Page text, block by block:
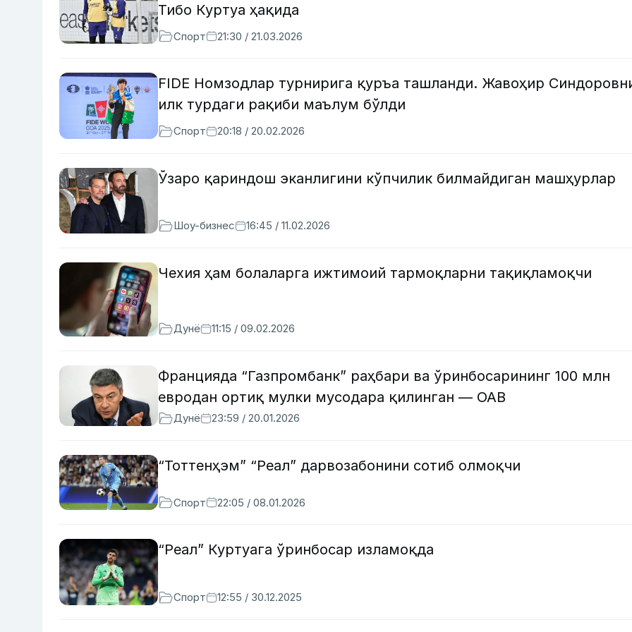
Тибо Куртуа ҳақида
Спорт 21:30 / 21.03.2026
FIDE Номзодлар турнирига қуръа ташланди. Жавоҳир
илк турдаги рақиби маълум бўлди
Спорт 20:18 / 20.02.2026
Ўзаро қариндош эканлигини кўпчилик билмайдиган машҳурлар
Шоу-бизнес 16:45 / 11.02.2026
Чехия ҳам болаларга ижтимоий тармоқларни тақиқламоқчи
Дунё 11:15 / 09.02.2026
Францияда “Газпромбанк” раҳбари ва ўринбосарининг 100 млн
евродан ортиқ мулки мусодара қилинган — ОАВ
Дунё 23:59 / 20.01.2026
“Тоттенҳэм” “Реал” дарвозабонини сотиб олмоқчи
Спорт 22:05 / 08.01.2026
“Реал” Куртуага ўринбосар изламоқда
Спорт 12:55 / 30.12.2025